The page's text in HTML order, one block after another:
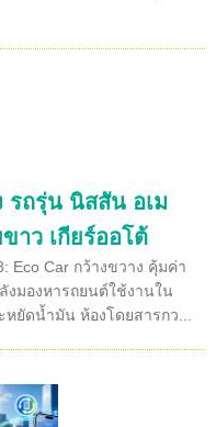
รถรุ่น นิสสัน อเม
าว เกียร์ออโต้
Eco Car กว้างขวาง คุ้มค่า
มองหารถยนต์ใช้งานใน
ยัดน้ำมัน ห้องโดยสารกว...